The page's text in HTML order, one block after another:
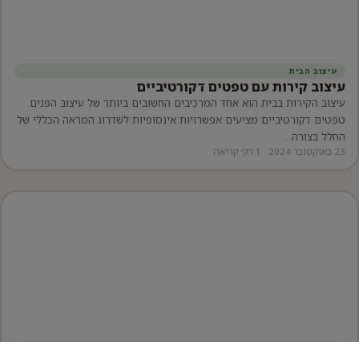
עיצוב הבית
עיצוב קירות עם טפטים דקורטיביים
עיצוב הקירות בבית הוא אחד המרכיבים החשובים ביותר של עיצוב הפנים.
טפטים דקורטיביים מציעים אפשרויות אינסופיות לשדרוג המראה הכללי של
החלל בצורה…
23 באוקטובר 2024 · 1 דק׳ קריאה